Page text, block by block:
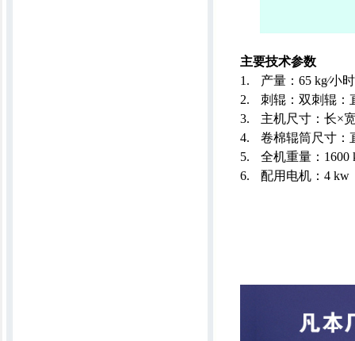
主要技术参数
1.
产量： 65 kg∕小时
2.
刺辊：双刺辊：
3.
主机尺寸：长×
4.
卷棉辊筒尺寸：
5.
全机重量： 1600
6.
配用电机： 4 kw